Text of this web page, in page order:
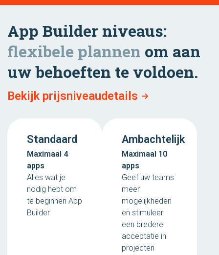
App Builder niveaus:
flexibele plannen om aan
uw behoeften te voldoen.
Bekijk prijsniveaudetails
Standaard
Maximaal 4
apps
Alles wat je
nodig hebt om
te beginnen App
Builder
Ambachtelijk
Maximaal 10
apps
Geef uw teams
meer
mogelijkheden
en stimuleer
een bredere
acceptatie in
projecten